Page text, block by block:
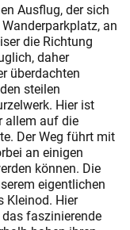
Ausflug, der sich
an
die Richtung
daher
überdachten
steilen
Hier ist
allem auf die
Der Weg führt mit
an einigen
können. Die
eigentlichen
Kleinod. Hier
faszinierende